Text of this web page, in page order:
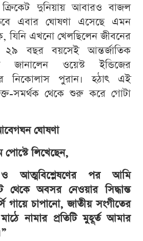
ক্রিকেট দুনিয়ায় আবারও বাজল
এবার ঘোষণা এসেছে এমন
যিনি এখনো খেলছিলেন জীবনের
২৯ বছর বয়সেই আন্তর্জাতিক
জানালেন ওয়েস্ট ইন্ডিজের
নিকোলাস পুরান। হঠাৎ এই
সমর্থক থেকে শুরু করে গোটা
ঘোষণা
পোস্টে লিখেছেন,
আত্মবিশ্লেষণের পর আমি
থেকে অবসর নেওয়ার সিদ্ধান্ত
গায়ে চাপানো, জাতীয় সংগীতের
নামার প্রতিটি মুহূর্ত আমার